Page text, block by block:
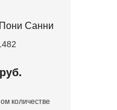
Санни
количестве